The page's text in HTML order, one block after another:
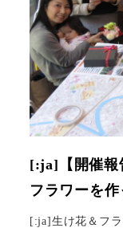
[:ja]【開催報
フラワーを
[:ja]生け花＆フ